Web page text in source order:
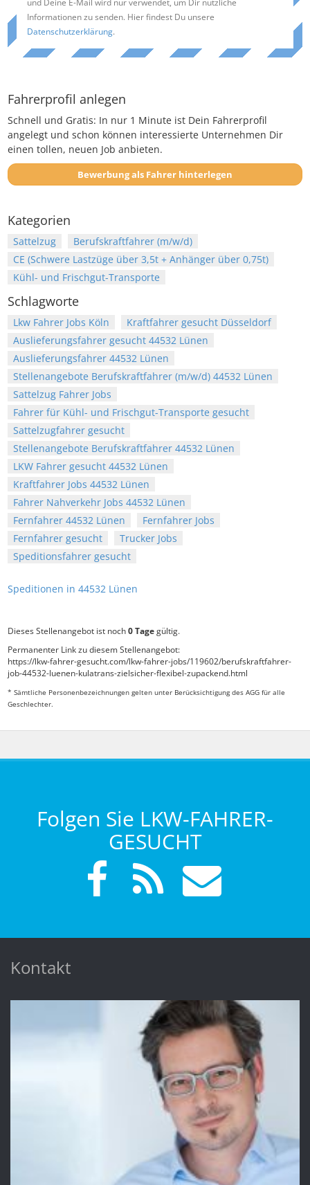
Informationen zu senden. Hier findest Du unsere
Datenschutzerklärung.
Fahrerprofil anlegen
Schnell und Gratis: In nur 1 Minute ist Dein Fahrerprofil
angelegt und schon können interessierte Unternehmen Dir
einen tollen, neuen Job anbieten.
Bewerbung als Fahrer hinterlegen
Kategorien
Sattelzug
Berufskraftfahrer (m/w/d)
CE (Schwere Lastzüge über 3,5t + Anhänger über 0,75t)
Kühl- und Frischgut-Transporte
Schlagworte
Lkw Fahrer Jobs Köln
Kraftfahrer gesucht Düsseldorf
Auslieferungsfahrer gesucht 44532 Lünen
Auslieferungsfahrer 44532 Lünen
Stellenangebote Berufskraftfahrer (m/w/d) 44532 Lünen
Sattelzug Fahrer Jobs
Fahrer für Kühl- und Frischgut-Transporte gesucht
Sattelzugfahrer gesucht
Stellenangebote Berufskraftfahrer 44532 Lünen
LKW Fahrer gesucht 44532 Lünen
Kraftfahrer Jobs 44532 Lünen
Fahrer Nahverkehr Jobs 44532 Lünen
Fernfahrer 44532 Lünen
Fernfahrer Jobs
Fernfahrer gesucht
Trucker Jobs
Speditionsfahrer gesucht
Speditionen in 44532 Lünen
Dieses Stellenangebot ist noch0 Tagegültig.
Permanenter Link zu diesem Stellenangebot:
https://lkw-fahrer-gesucht.com/lkw-fahrer-jobs/119602/berufskraftfahrer-
job-44532-luenen-kulatrans-zielsicher-flexibel-zupackend.html
* Sämtliche Personenbezeichnungen gelten unter Berücksichtigung des AGG für alle
Geschlechter.
Folgen Sie LKW-FAHRER-
GESUCHT
Kontakt